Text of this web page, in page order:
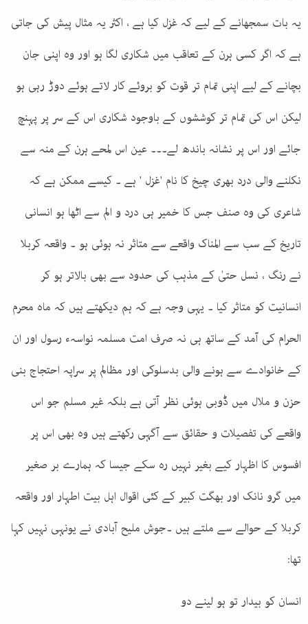
یہ بات سمجھانے کے لیے کہ غزل کیا ہے ، اکثر یہ مثال پیش کی جاتی
ہے کہ اگر کسی ہرن کے تعاقب میں شکاری لگا ہو اور وہ اپنی جان
بچانے کے لیے اپنی تمام تر قوت کو بروئے کار لاتے ہوئے دوڑ رہی ہو
لیکن اس کی تمام تر کوششوں کے باوجود شکاری اس کے سر پر پہنچ
جائے اور اس پر نشانہ باندھ لے۔۔۔ عین اس لمحے ہرن کے منہ سے
نکلنے والی درد بھری چیخ کا نام 'غزل ' ہے ۔ کیسے ممکن ہے کہ
شاعری کی وہ صنف جس کا خمیر ہی درد و الم سے اٹھا ہو انسانی
تاریخ کے سب سے المناک واقعے سے متاثر نہ ہوئی ہو ۔ واقعہ کربلا
نے رنگ ، نسل حتیٰ کے مذہب کی حدود سے بھی بالاتر ہو کر
انسانیت کو متاثر کیا ۔ یہی وجہ ہے کہ ہم دیکھتے ہیں کہ ماہ محرم
الحرام کی آمد کے ساتھ ہی نہ صرف امت مسلمہ نواسہء رسول اور ان
کے خانوادے سے ہونے والی بدسلوکی اور مظالم پر سراپہ احتجاج بنی
حزن و ملال میں ڈوبی ہوئی نظر آتی ہے بلکہ غیر مسلم جو اس
واقعے کی تفصیلات و حقائق سے آگہی رکھتے ہیں وہ بھی اس پر
افسوس کا اظہار کیے بغیر نہیں رہ سکے جیسا کہ ہمارے بر صغیر
میں گرو نانک اور بھگت کبیر کے کئی اقوال اہل بیت اطہار اور واقعہ
کربلا کے حوالے سے ملتے ہیں ۔جوش ملیح آبادی نے یونہی نہیں کہا
تھا:
انسان کو بیدار تو ہو لینے دو